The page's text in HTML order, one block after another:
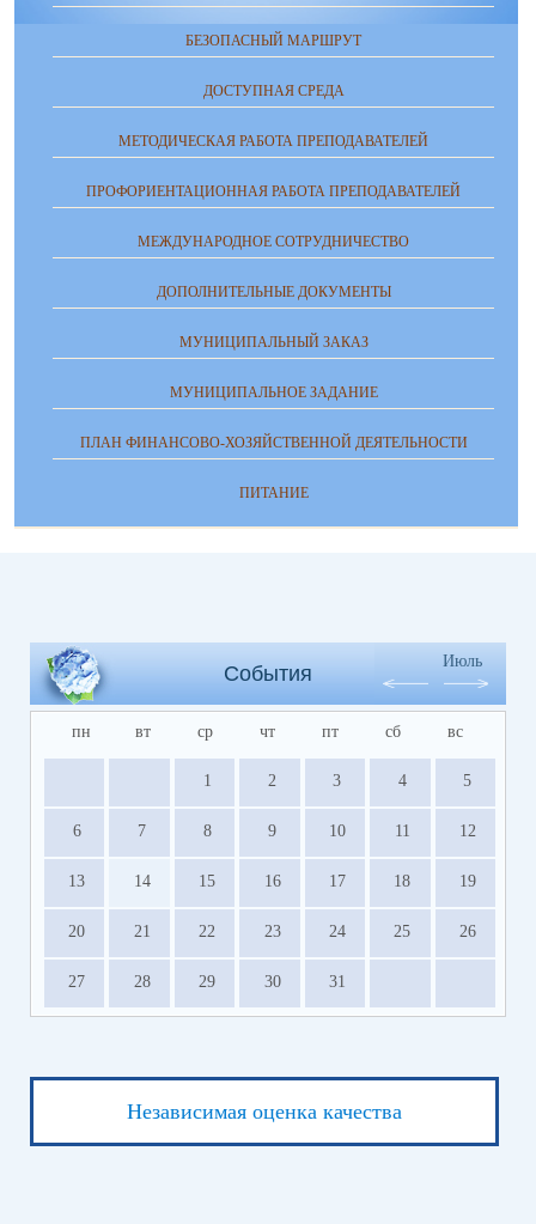
БЕЗОПАСНЫЙ МАРШРУТ
ДОСТУПНАЯ СРЕДА
МЕТОДИЧЕСКАЯ РАБОТА ПРЕПОДАВАТЕЛЕЙ
ПРОФОРИЕНТАЦИОННАЯ РАБОТА ПРЕПОДАВАТЕЛЕЙ
МЕЖДУНАРОДНОЕ СОТРУДНИЧЕСТВО
ДОПОЛНИТЕЛЬНЫЕ ДОКУМЕНТЫ
МУНИЦИПАЛЬНЫЙ ЗАКАЗ
МУНИЦИПАЛЬНОЕ ЗАДАНИЕ
ПЛАН ФИНАНСОВО-ХОЗЯЙСТВЕННОЙ ДЕЯТЕЛЬНОСТИ
ПИТАНИЕ
События
Июль
пн вт ср чт пт сб вс
1 2 3 4 5
6 7 8 9 10 11 12
13 14 15 16 17 18 19
20 21 22 23 24 25 26
27 28 29 30 31
Независимая оценка качества